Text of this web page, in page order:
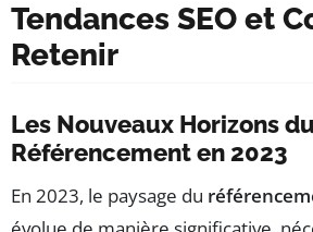
Tendances SEO et
Retenir
Les Nouveaux Horizons du
Référencement en 2023
En 2023, le paysage du